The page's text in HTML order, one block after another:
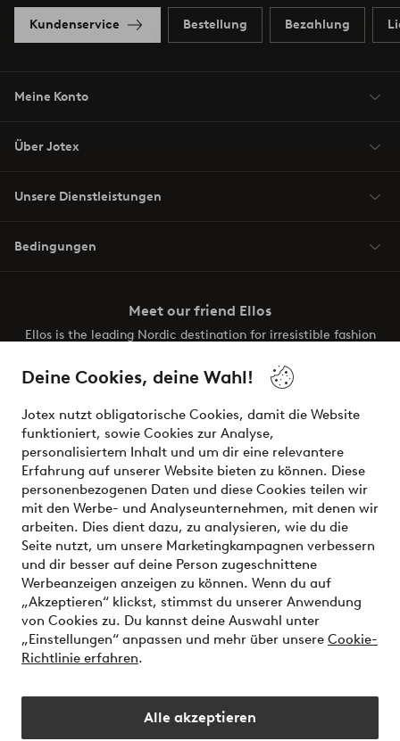
Deine Cookies, deine Wahl!
Jotex nutzt obligatorische Cookies, damit die Website
funktioniert, sowie Cookies zur Analyse,
personalisiertem Inhalt und um dir eine relevantere
Erfahrung auf unserer Website bieten zu können. Diese
personenbezogenen Daten und diese Cookies teilen wir
mit den Werbe- und Analyseunternehmen, mit denen wir
arbeiten. Dies dient dazu, zu analysieren, wie du die
Seite nutzt, um unsere Marketingkampagnen verbessern
und dir besser auf deine Person zugeschnittene
Werbeanzeigen anzeigen zu können. Wenn du auf
„Akzeptieren“ klickst, stimmst du unserer Anwendung
von Cookies zu. Du kannst deine Auswahl unter
„Einstellungen“ anpassen und mehr über unsere Cookie-
Richtlinie erfahren.
Alle akzeptieren
Kundenservice Bestellung Bezahlung
Meine Konto
Über Jotex
Unsere Dienstleistungen
Bedingungen
Meet our friend Ellos
Ellos is the leading Nordic destination for irresistible fashion
the latest trends, curated to make finding your next look
effortless. It’s all here.
Visit Ellos
Sichere Zahlungen - Jetzt bezahlen oder aufteilen
Möchtest du mehr über unsere
Zahlungsmöglichkeitenerfahren?